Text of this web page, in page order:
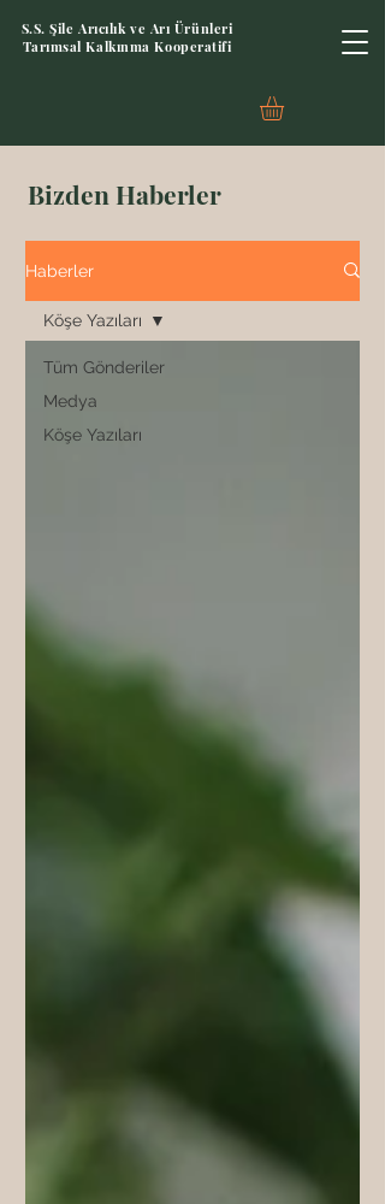
S.S. Şile Arıcılık ve Arı Ürünleri
Tarımsal Kalkınma Kooperatifi
Bizden Haberler
Haberler
Tüm Gönderiler
Medya
Köşe Yazıları
Köşe Yazıları